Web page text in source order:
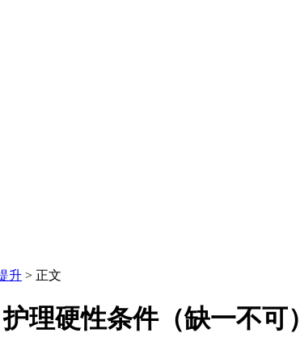
升 > 正文
理硬性条件（缺一不可）